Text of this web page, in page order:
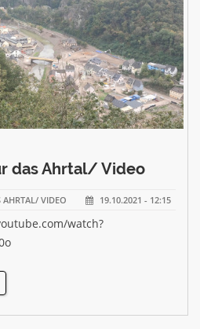
das Ahrtal/ Video
AHRTAL/ VIDEO 19.10.2021 - 12:15
watch?